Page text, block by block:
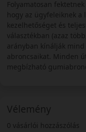
Folyamatosan
hogy az ügyfeleiknek
kezelhetőséget és
választékban (azaz
arányban kínálják
abroncsaikat. Minden
megbízható
Vélemény
0 vásárlói hozzászólás